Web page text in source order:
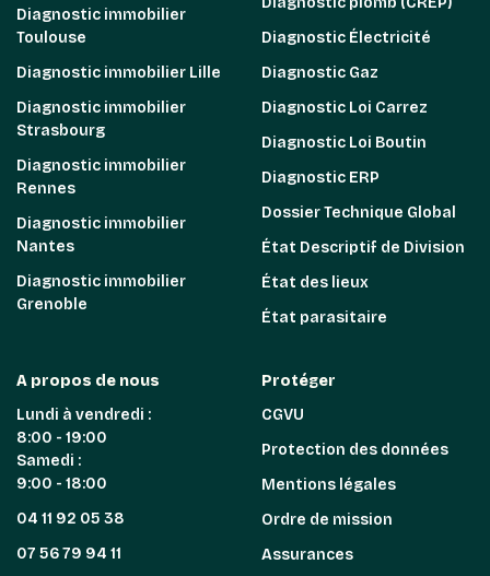
Diagnostic immobilier
Toulouse
Diagnostic immobilier Lille
Diagnostic immobilier
Strasbourg
Diagnostic immobilier
Rennes
Diagnostic immobilier
Nantes
Diagnostic immobilier
Grenoble
Diagnostic Électricité
Diagnostic Gaz
Diagnostic Loi Carrez
Diagnostic Loi Boutin
Diagnostic ERP
Dossier Technique Global
État Descriptif de Division
État des lieux
État parasitaire
A propos de nous
Lundi à vendredi :
8:00 - 19:00
Samedi :
9:00 - 18:00
04 11 92 05 38
07 56 79 94 11
Protéger
CGVU
Protection des données
Mentions légales
Ordre de mission
Assurances